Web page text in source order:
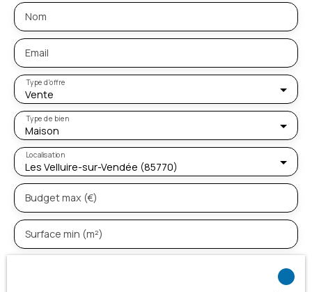
Aragon. L'autoroute A83 est accessible à 7 km. Découvrez
toutes les originalités de cette maison à vendre en prenant
rendez-vous avec un de nos négociateurs.
Nom
Email
Vente
Type d'offre
Maison
Type de bien
Les Velluire-sur-Vendée (85770)
Localisation
Budget max (€)
Surface min (m²)